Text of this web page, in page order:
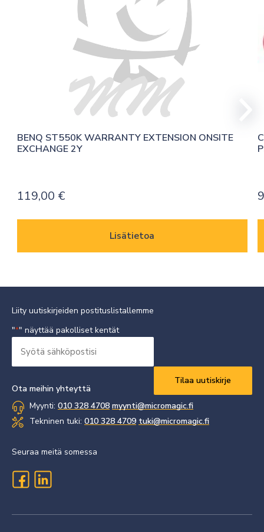
BENQ ST550K WARRANTY EXTENSION ONSITE
EXCHANGE 2Y
119,00 €
Lisätietoa
Liity uutiskirjeiden postituslistallemme
"*" näyttää pakolliset kentät
sähköpostisi
Ota meihin yhteyttä
Myynti: 010 328 4708 myynti@micromagic.fi
Tekninen tuki: 010 328 4709 tuki@micromagic.fi
Seuraa meitä somessa